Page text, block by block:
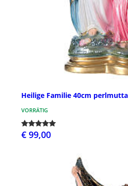
Heilige Familie 40cm
VORRÄTIG
€ 99,00